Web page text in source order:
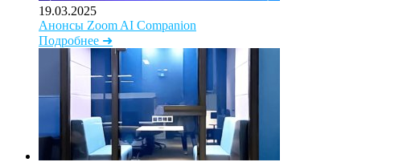
19.03.2025
Анонсы Zoom AI Companion
Подробнее ➜